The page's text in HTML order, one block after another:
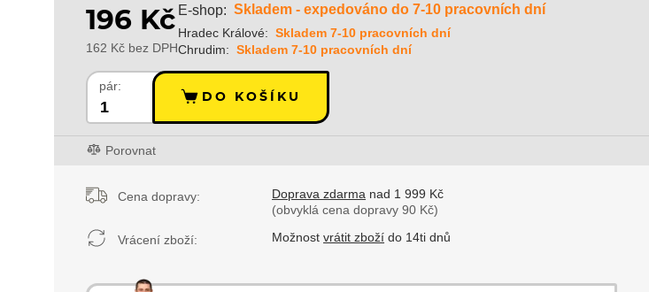
196 Kč
162 Kč bez DPH
E-shop: Skladem - expedováno do 7-10 pracovních dní
Hradec Králové: Skladem 7-10 pracovních dní
Chrudim: Skladem 7-10 pracovních dní
pár:
DO KOŠÍKU
Porovnat
Cena dopravy: Doprava zdarma nad 1 999 Kč
(obvyklá cena dopravy 90 Kč)
Vrácení zboží: Možnostvrátit zboží do 14ti dnů